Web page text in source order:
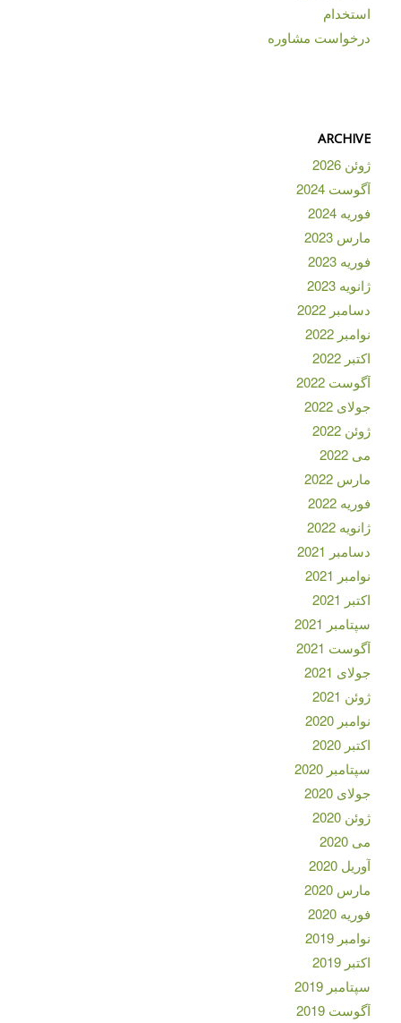
استخدام
درخواست مشاوره
ARCHIVE
ژوئن 2026
آگوست 2024
فوریه 2024
مارس 2023
فوریه 2023
ژانویه 2023
دسامبر 2022
نوامبر 2022
اکتبر 2022
آگوست 2022
جولای 2022
ژوئن 2022
می 2022
مارس 2022
فوریه 2022
ژانویه 2022
دسامبر 2021
نوامبر 2021
اکتبر 2021
سپتامبر 2021
آگوست 2021
جولای 2021
ژوئن 2021
نوامبر 2020
اکتبر 2020
سپتامبر 2020
جولای 2020
ژوئن 2020
می 2020
آوریل 2020
مارس 2020
فوریه 2020
نوامبر 2019
اکتبر 2019
سپتامبر 2019
آگوست 2019